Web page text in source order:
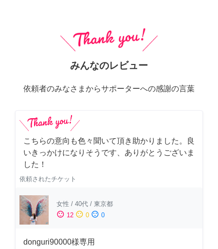
みんなのレビュー
依頼者のみなさまからサポーターへの感謝の言葉
こちらの意向も色々聞いて頂き助かりました。良
いきっかけになりそうです、ありがとうございま
した！
依頼されたチケット
女性 / 40代 / 東京都
sentiment_satisfied 12 sentiment_neutral 0 sentiment_dissatisfied 0
donguri90000様専用